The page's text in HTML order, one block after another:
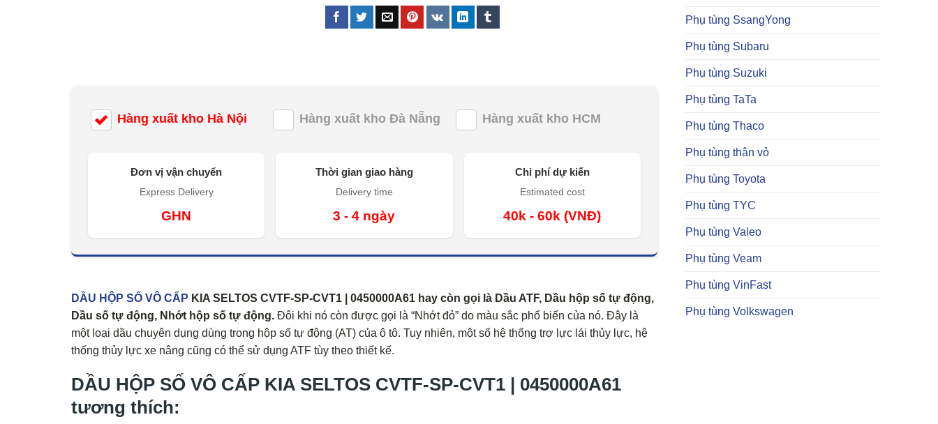
Phụ tùng SsangYong
Phụ tùng Subaru
Phụ tùng Suzuki
Phụ tùng TaTa
Phụ tùng Thaco
Phụ tùng thân vỏ
Phụ tùng Toyota
Phụ tùng TYC
Phụ tùng Valeo
Phụ tùng Veam
Phụ tùng VinFast
Phụ tùng Volkswagen
Hàng xuất kho Hà Nội Hàng xuất kho Đà Nẵng Hàng xuất kho HCM
Đơn vị vận chuyển
Express Delivery
GHN
Thời gian giao hàng
Delivery time
3 - 4 ngày
Chi phí dự kiến
Estimated cost
40k - 60k (VNĐ)
DẦU HỘP SỐ VÔ CẤP KIA SELTOS CVTF-SP-CVT1 | 0450000A61 hay còn gọi là Dầu ATF, Dầu hộp số tự động,
Dầu số tự động, Nhớt hộp số tự động. Đôi khi nó còn được gọi là “Nhớt đỏ” do màu sắc phổ biến của nó. Đây là
một loại dầu chuyên dụng dùng trong hộp số tự động (AT) của ô tô. Tuy nhiên, một số hệ thống trợ lực lái thủy lực, hệ
thống thủy lực xe nâng cũng có thể sử dụng ATF tùy theo thiết kế.
DẦU HỘP SỐ VÔ CẤP KIA SELTOS CVTF-SP-CVT1 | 0450000A61
tương thích: